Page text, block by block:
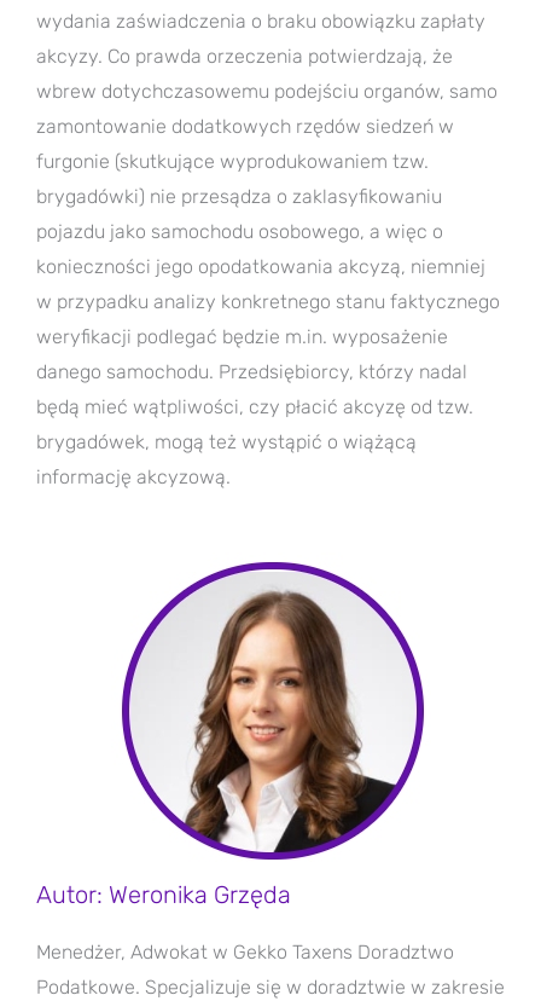
wydania zaświadczenia o braku obowiązku zapłaty
akcyzy. Co prawda orzeczenia potwierdzają, że
wbrew dotychczasowemu podejściu organów, samo
zamontowanie dodatkowych rzędów siedzeń w
furgonie (skutkujące wyprodukowaniem tzw.
brygadówki) nie przesądza o zaklasyfikowaniu
pojazdu jako samochodu osobowego, a więc o
konieczności jego opodatkowania akcyzą, niemniej
w przypadku analizy konkretnego stanu faktycznego
weryfikacji podlegać będzie m.in. wyposażenie
danego samochodu. Przedsiębiorcy, którzy nadal
będą mieć wątpliwości, czy płacić akcyzę od tzw.
brygadówek, mogą też wystąpić o wiążącą
informację akcyzową.
Autor: Weronika Grzęda
Menedżer, Adwokat w Gekko Taxens Doradztwo
Podatkowe. Specjalizuje się w doradztwie w zakresie